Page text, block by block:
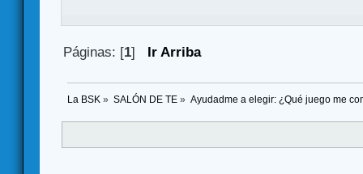
Páginas: [1] Ir Arriba
La BSK » SALÓN DE TE» Ayudadme a elegir: ¿Qué juego me